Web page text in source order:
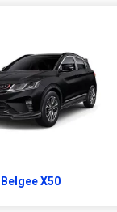
Belgee X50